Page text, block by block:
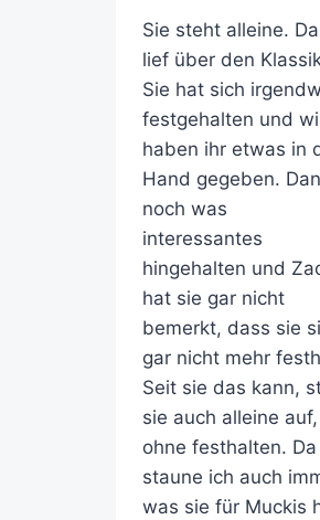
Sie steht alleine.
lief über den
Sie hat sich
festgehalten und
haben ihr etwas in
Hand gegeben.
noch was
interessantes
hingehalten und
hat sie gar nicht
bemerkt, dass sie
gar nicht mehr
Seit sie das kann,
sie auch alleine auf,
ohne festhalten. Da
staune ich auch
was sie für Muckis